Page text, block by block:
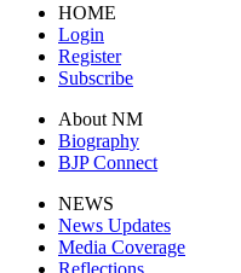
HOME
Login
Register
Subscribe
About NM
Biography
BJP Connect
NEWS
News Updates
Media Coverage
Reflections